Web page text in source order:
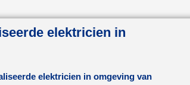
elektricien in
elektricien in omgeving van